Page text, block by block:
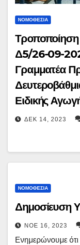
ΝΟΜΟΘΕΣΊΑ
Τροποποίηση
Δ5/26-09-
Γραμματέα
Ειδικής
Αδειών
μονάδες
(Δ.Ε.) για το
ΔΕΚ 14, 2023
ΝΟΜΟΘΕΣΊΑ
Δημοσίευση
ΝΟΈ 16, 2023
Eνημερώνουμε